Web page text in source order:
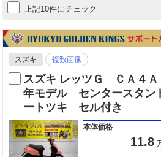
上記10件にチェック
スズキ 複数画像
スズキ レッツＧ ＣＡ４
年モデル センタースタン
ートツキ セル付き
本体価格
11.8